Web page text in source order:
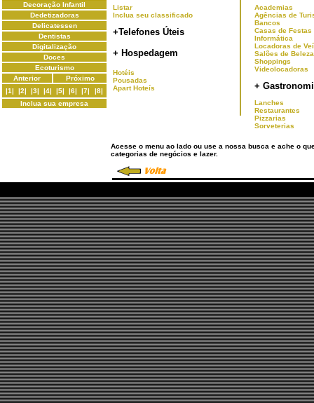
Decoração Infantil
Dedetizadoras
Delicatessen
Dentistas
Digitalização
Doces
Ecoturismo
Anterior
Próximo
|1|
|2| |3| |4| |5| |6| |7|
|8|
Inclua sua empresa
Listar
Inclua seu classificado
+Telefones Úteis
+ Hospedagem
Hotéis
Pousadas
Apart Hoteís
Academias
Agências de
Bancos
Casas de Festas
Informática
Locadoras de
Salões de Beleza
Shoppings
Videolocadoras
+
Lanches
Restaurantes
Pizzarias
Sorveterias
Acesse o menu ao lado ou use a nossa busca e ache o
categorias de negócios e lazer.